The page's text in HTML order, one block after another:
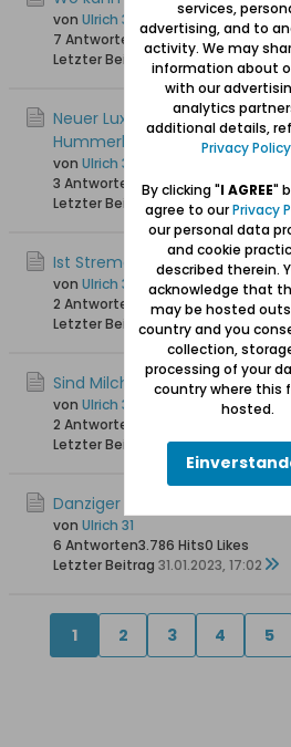
von Ulrich 31
7 Antworten
5.523 Hits0 Likes
Letzter Beitrag 14.08.2024, 22:51
Neuer Luxus in Danzig: The
Hummerhaus), Lange Brücke 24
von Ulrich 31
3 Antworten
2.800 Hits0 Likes
Letzter Beitrag09.06.2024, 11:59
Ist Stremellachs eine Danziger
von Ulrich 31
2 Antworten
3.982 Hits 0 Likes
Letzter Beitrag 07.01.2024, 12:17
Sind Milchbars in Danzig noch
von Ulrich 31
2 Antworten
Letzter Beitrag
10.02.2023, 12:39
Danziger Milch (Mleko gdańskie)
von Ulrich 31
6 Antworten3.786 Hits0 Likes
Letzter Beitrag 31.01.2023, 17:02
1 2 3 4 5
services,
advertising, and to
activity. We may
information about
with our
analytics
additional details,
Privacy Policy
By clicking "I AGREE"
agree to ourPrivacy
our personal data
and cookie
described therein.
acknowledge that
may be hosted
country and you
collection,
processing of your
country where this
hosted.